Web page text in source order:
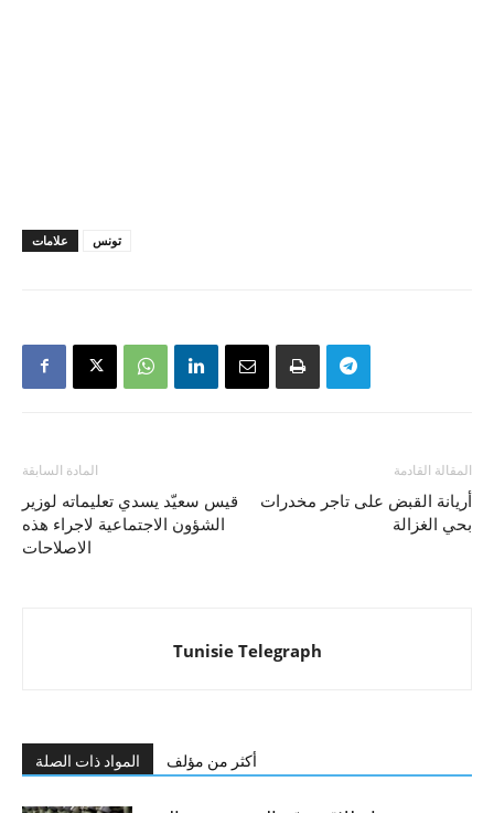
علامات تونس
المادة السابقة
قيس سعيّد يسدي تعليماته لوزير
الشؤون الاجتماعية لاجراء هذه
الاصلاحات
المقالة القادمة
أريانة القبض على تاجر مخدرات
بحي الغزالة
Tunisie Telegraph
المواد ذات الصلة أكثر من مؤلف